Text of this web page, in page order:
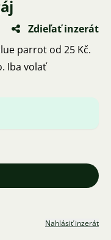
Zdieľať inzerát
parrot od 25 Kč.
Iba volať
Nahlásiť inzerát